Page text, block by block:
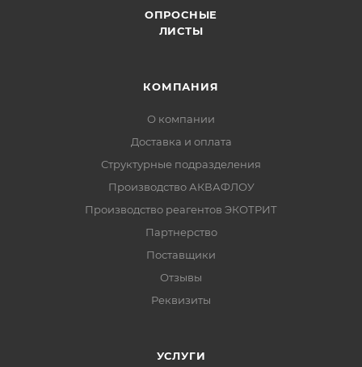
ОПРОСНЫЕ
ЛИСТЫ
КОМПАНИЯ
О компании
Доставка и оплата
Структурные подразделения
Производство АКВАФЛОУ
Производство реагентов ЭКОТРИТ
Партнерство
Поставщики
Отзывы
Реквизиты
УСЛУГИ